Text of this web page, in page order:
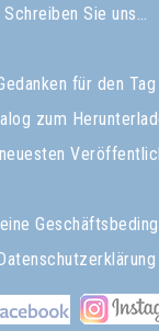
Schreiben Sie uns…
für den Tag
zum